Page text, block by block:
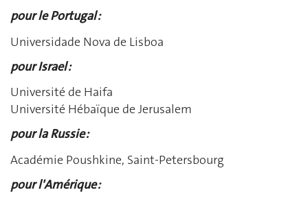
pour le Portugal :
Universidade Nova de Lisboa
pour Israel :
Université de Haifa
Université Hébaïque de Jerusalem
pour la Russie :
Académie Poushkine, Saint-Petersbourg
pour l'Amérique :